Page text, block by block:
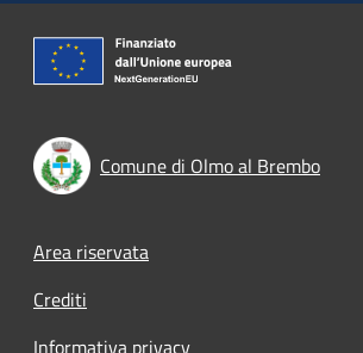
Comune di Olmo al Brembo
Footer menu
Area riservata
Crediti
Informativa privacy